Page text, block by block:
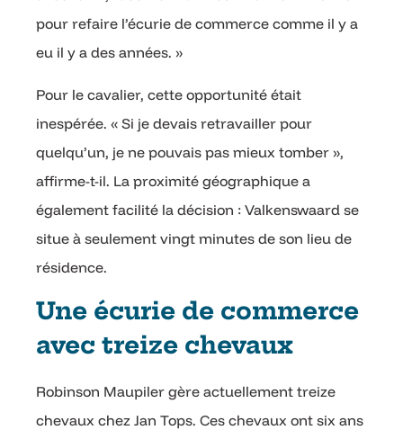
pour refaire l’écurie de commerce comme il y a
eu il y a des années. »
Pour le cavalier, cette opportunité était
inespérée. « Si je devais retravailler pour
quelqu’un, je ne pouvais pas mieux tomber »,
affirme-t-il. La proximité géographique a
également facilité la décision : Valkenswaard se
situe à seulement vingt minutes de son lieu de
résidence.
Une écurie de commerce
avec treize chevaux
Robinson Maupiler gère actuellement treize
chevaux chez Jan Tops. Ces chevaux ont six ans